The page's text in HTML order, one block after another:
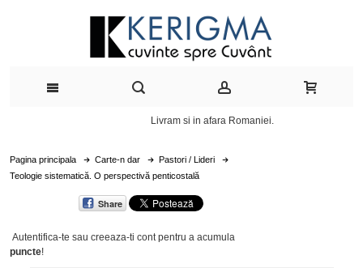
Livram si in afara Romaniei.
Pagina principala Carte-n dar
Pastori / Lideri
Teologie sistematică. O perspectivă penticostală
Share
Autentifica-te sau creeaza-ti contpentru a acumula
puncte!